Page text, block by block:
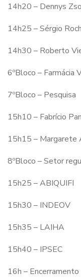
14h20 – Dennys
14h25 – Sérgio
14h30 – Roberto
6ºBloco – Farmácia
7ºBloco – Pesquisa
15h10 – Fabrício
15h15 – Margarete
8ºBloco – Setor
15h25 – ABIQUIFI
15h30 – INDEOV
15h35 – LAIHA
15h40 – IPSEC
16h – Encerramento